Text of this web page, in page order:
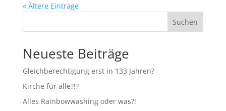
« Ältere Einträge
Suchen
Neueste Beiträge
Gleichberechtigung erst in 133 Jahren?
Kirche für alle?!?
Alles Rainbowwashing oder was?!